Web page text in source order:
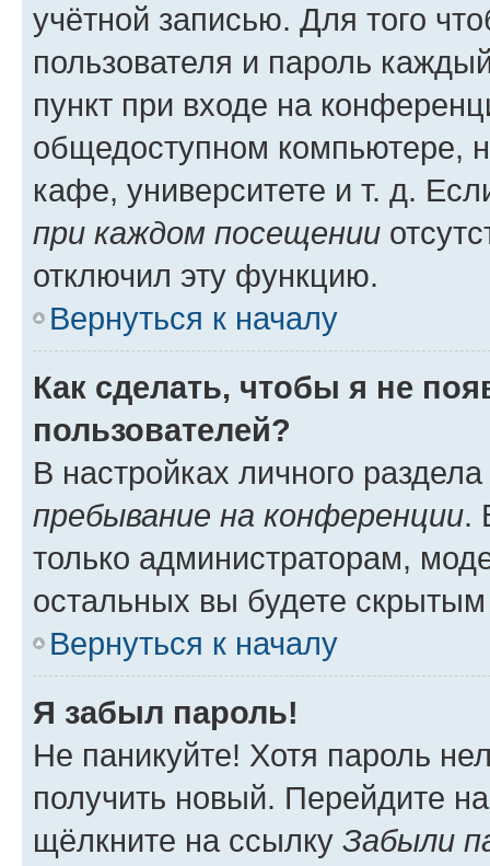
учётной записью. Для того
пользователя и пароль
пункт при входе на
общедоступном компьютере,
кафе, университете и т. д.
при каждом посещении
отключил эту функцию.
Вернуться к началу
Как сделать, чтобы я не
пользователей?
В настройках личного
пребывание на конференции.
только администраторам,
остальных вы будете
Вернуться к началу
Я забыл пароль!
Не паникуйте! Хотя пароль
получить новый. Перейдите
щёлкните на ссылку Забыли